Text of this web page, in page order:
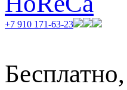
+7 910 171-63-23